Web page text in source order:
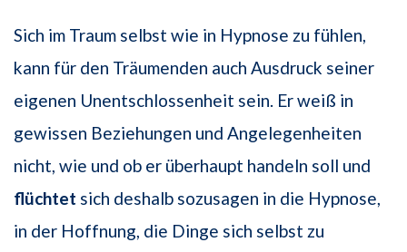
Sich im Traum selbst wie in Hypnose zu fühlen,
kann für den Träumenden auch Ausdruck seiner
eigenen Unentschlossenheit sein. Er weiß in
gewissen Beziehungen und Angelegenheiten
nicht, wie und ob er überhaupt handeln soll und
flüchtet sich deshalb sozusagen in die Hypnose,
in der Hoffnung, die Dinge sich selbst zu